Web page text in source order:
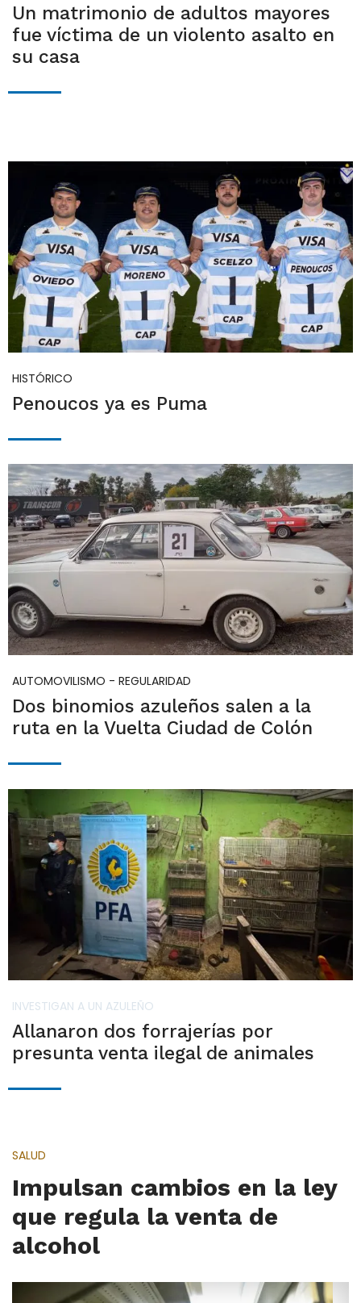
Un matrimonio de adultos mayores
fue víctima de un violento asalto en
su casa
HISTÓRICO
Penoucos ya es Puma
AUTOMOVILISMO - REGULARIDAD
Dos binomios azuleños salen a la
ruta en la Vuelta Ciudad de Colón
INVESTIGAN A UN AZULEÑO
Allanaron dos forrajerías por
presunta venta ilegal de animales
SALUD
Impulsan cambios en la ley
que regula la venta de
alcohol